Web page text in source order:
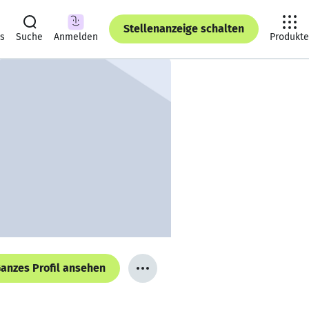
Suche Anmelden
Stellenanzeige schalten
Produkte
Profil ansehen